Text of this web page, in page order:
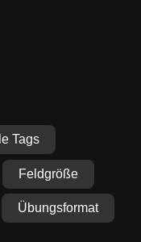
Tags
Feldgröße
Übungsformat